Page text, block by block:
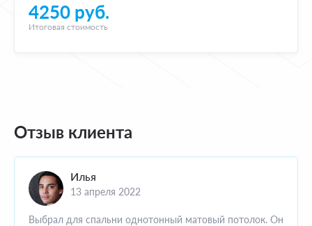
4250 руб.
Итоговая стоимость
Отзыв клиента
Илья
13 апреля 2022
Выбрал для спальни однотонный матовый потолок. Он